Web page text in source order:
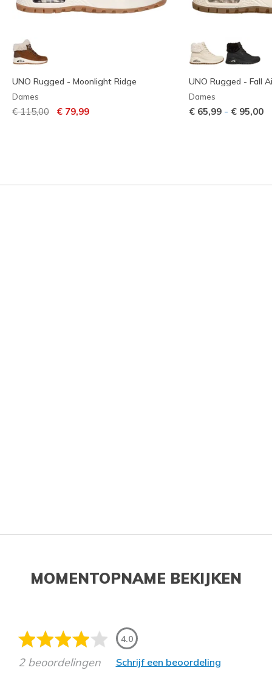
UNO Rugged - Moonlight Ridge
Dames
Prijs verlaagd van
€ 115,00 naar
€ 79,99
UNO Rugged - Fall
Dames
€ 65,99 - € 95,00
MOMENTOPNAME BEKIJKEN
4.0
2 beoordelingen Schrijf een beoordeling